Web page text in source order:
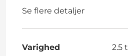
Se flere detaljer
Varighed 2.5